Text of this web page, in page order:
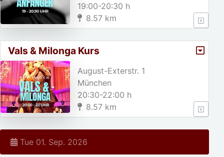
19:00-20:30 h
8.57 km
Vals & Milonga Kurs
August-Exterstr. 1
München
20:30-22:00 h
8.57 km
Tue 01. Sep. 2026